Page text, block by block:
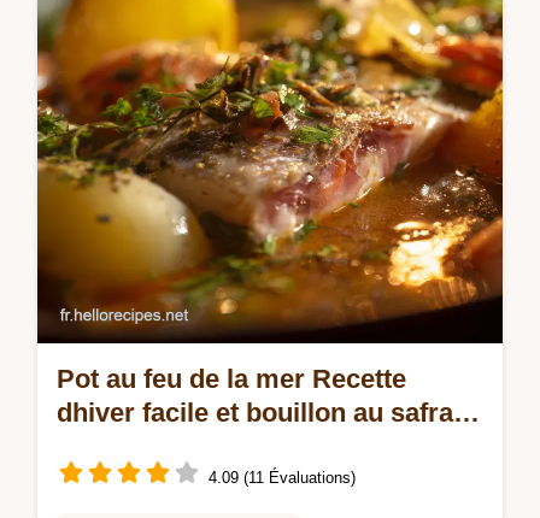
rapide Découvrez ma technique pour étaler
la pâte…
Pot au feu de la mer Recette
dhiver facile et bouillon au safran
4.09 (11 Évaluations)